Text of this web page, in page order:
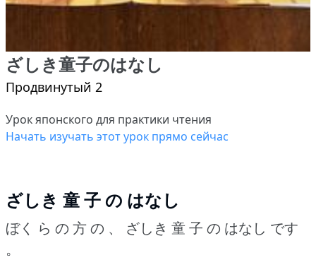
ざしき童子のはなし
Продвинутый 2
Урок японского для практики чтения
Начать изучать этот урок прямо сейчас
ざしき 童 子 の はなし
ぼく ら の 方 の 、 ざしき 童 子 の はなし です
。